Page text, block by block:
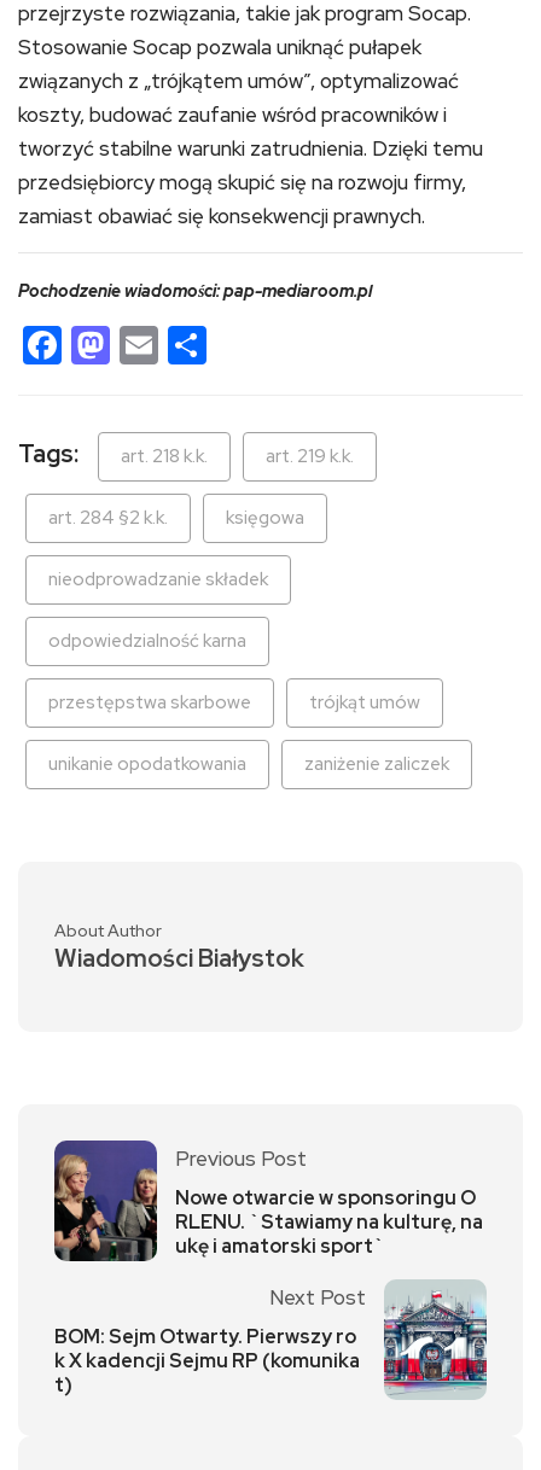
przejrzyste rozwiązania, takie jak program Socap.
Stosowanie Socap pozwala uniknąć pułapek
związanych z „trójkątem umów”, optymalizować
koszty, budować zaufanie wśród pracowników i
tworzyć stabilne warunki zatrudnienia. Dzięki temu
przedsiębiorcy mogą skupić się na rozwoju firmy,
zamiast obawiać się konsekwencji prawnych.
Pochodzenie wiadomości: pap-mediaroom.pl
Facebook
Mastodon
Email
Tags: art. 218 k.k. art. 219 k.k.
art. 284 §2 k.k. księgowa
nieodprowadzanie składek
odpowiedzialność karna
przestępstwa skarbowe trójkąt umów
unikanie opodatkowania zaniżenie zaliczek
About Author
Wiadomości Białystok
Previous Post
Nowe otwarcie w sponsoringu O
RLENU. `Stawiamy na kulturę, na
ukę i amatorski sport`
Next Post
BOM: Sejm Otwarty. Pierwszy ro
k X kadencji Sejmu RP (komunika
t)